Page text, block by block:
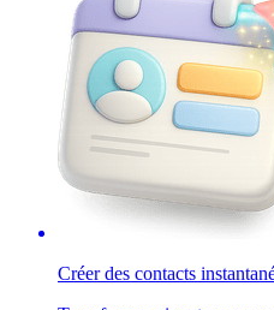
Créer des contacts